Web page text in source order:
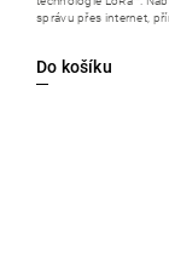
Do košíku
správu přes internet,